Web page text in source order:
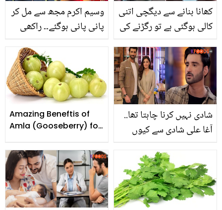
وسیم اکرم مجھ سے مل کر
پانی پانی ہوگئے۔۔ راکھی
پاکستانی سے کیوں کرنا
چاہتی ہیں؟
کھانا بنانے سے دیگچی اتنی
کالی ہوگئی ہے تو رگڑنے کی
کی یہ ایک چیز ڈالیں اور
کمال دیکھیں
Amazing Beneftis of
Amla (Gooseberry) for
شادی نہیں کرنا چاہتا تھا..
آغا علی شادی سے کیوں
سے متعلق چند انکشافات